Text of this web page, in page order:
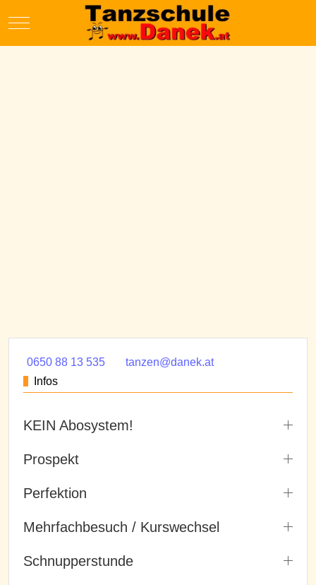
Mobile Menu Toggle
0650 88 13 535
tanzen@danek.at
Infos
KEIN Abosystem!
Prospekt
Perfektion
Mehrfachbesuch / Kurswechsel
Schnupperstunde